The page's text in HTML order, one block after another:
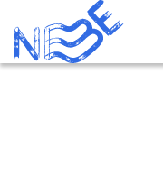
Doorgaan naar inhoud